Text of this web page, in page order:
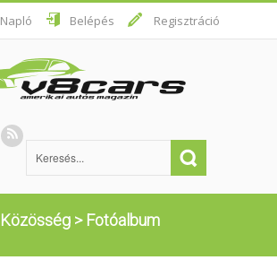
Napló Belépés Regisztráció
Közösség > Fotóalbum